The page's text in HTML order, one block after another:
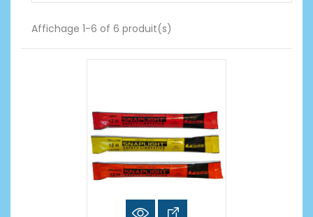
Affichage 1-6 of 6 produit(s)